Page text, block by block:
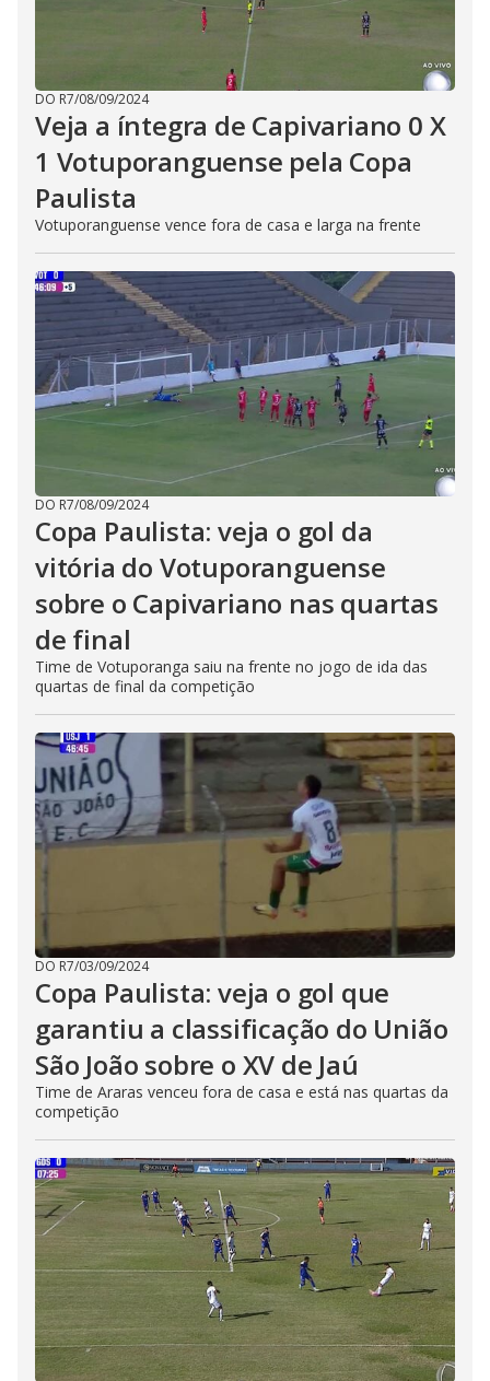
DO R7/08/09/2024
Veja a íntegra de Capivariano 0 X
1 Votuporanguense pela Copa
Paulista
Votuporanguense vence fora de casa e larga na frente
DO R7/08/09/2024
Copa Paulista: veja o gol da
vitória do Votuporanguense
sobre o Capivariano nas quartas
de final
Time de Votuporanga saiu na frente no jogo de ida das
quartas de final da competição
DO R7/03/09/2024
Copa Paulista: veja o gol que
garantiu a classificação do União
São João sobre o XV de Jaú
Time de Araras venceu fora de casa e está nas quartas da
competição